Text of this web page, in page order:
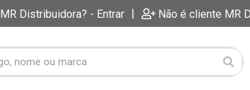
Distribuidora? - Entrar | Não é cliente MR